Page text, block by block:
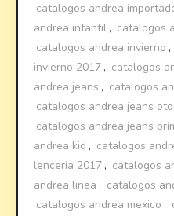
catalogos andrea
andrea infantil , catalogos
catalogos andrea invierno ,
invierno 2017 , catalogos
andrea jeans , catalogos
catalogos andrea jeans
catalogos andrea jeans
andrea kid , catalogos
lenceria 2017 , catalogos
andrea linea , catalogos
catalogos andrea mexico ,